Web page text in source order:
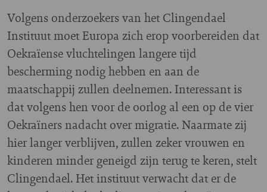
Volgens onderzoekers van het Clingendael
Instituut moet Europa zich erop voorbereiden dat
Oekraïense vluchtelingen langere tijd
bescherming nodig hebben en aan de
maatschappij zullen deelnemen. Interessant is
dat volgens hen voor de oorlog al een op de vier
Oekraïners nadacht over migratie. Naarmate zij
hier langer verblijven, zullen zeker vrouwen en
kinderen minder geneigd zijn terug te keren, stelt
Clingendael. Het instituut verwacht dat er de